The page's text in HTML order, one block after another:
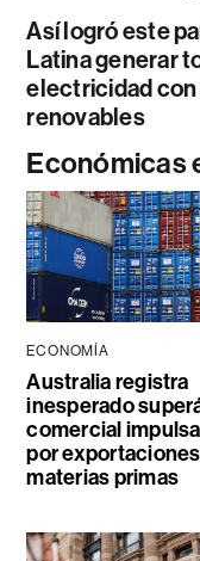
Así logró este
Latina generar
electricidad
renovables
Económicas
ECONOMÍA
Australia registra
inesperado
comercial
por
materias primas